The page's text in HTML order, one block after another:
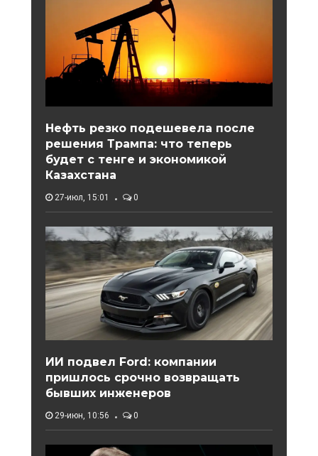
Нефть резко подешевела после
решения Трампа: что теперь
будет с тенге и экономикой
Казахстана
27-июл, 15:01 0
ИИ подвел Ford: компании
пришлось срочно возвращать
бывших инженеров
29-июн, 10:56 0